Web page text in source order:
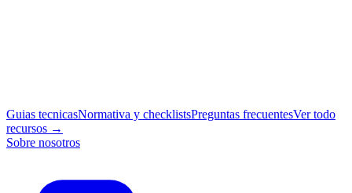
Guias tecnicasNormativa y checklistsPreguntas frecuentesVer todo
recursos →
Sobre nosotros